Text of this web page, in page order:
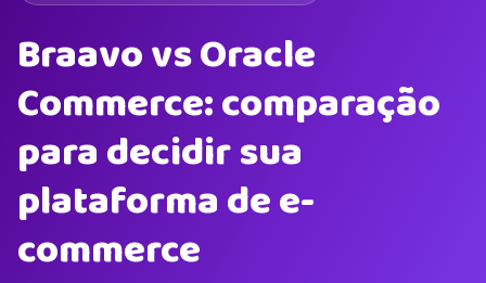
Braavo vs Oracle
Commerce: comparação
para decidir sua
plataforma de e-
commerce